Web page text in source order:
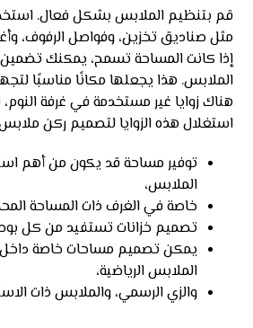
قم بتنظيم الملابس بشكل فعال.
مثل صناديق تخزين، وفواصل الرفوف،
إذا كانت المساحة تسمح، يمكنك تضمين
الملابس. هذا يجعلها مكانًا مناسبًا
هناك زوايا غير مستخدمة في غرفة
استغلال هذه الزوايا لتصميم ركن
توفير مساحة قد يكون من أهم
الملابس،
خاصة في الغرف ذات المساحة
تصميم خزانات تستفيد من كل
يمكن تصميم مساحات خاصة داخل
الملابس الرياضية،
والزي الرسمي، والملابس ذات